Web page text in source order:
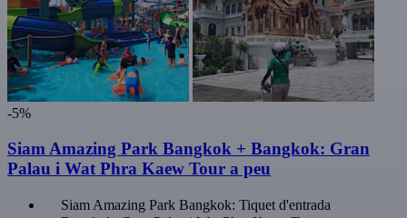
-5%
Siam Amazing Park Bangkok + Bangkok: Gran
Palau i Wat Phra Kaew Tour a peu
Siam Amazing Park Bangkok: Tiquet d'entrada